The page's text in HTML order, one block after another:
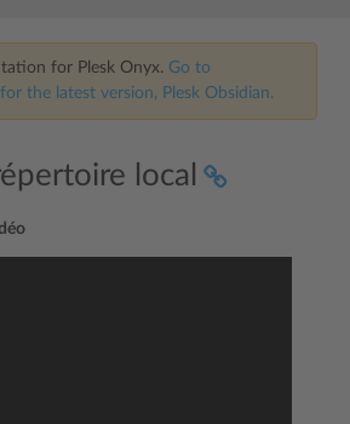
for Plesk Onyx. Go to
the latest version, Plesk Obsidian.
local